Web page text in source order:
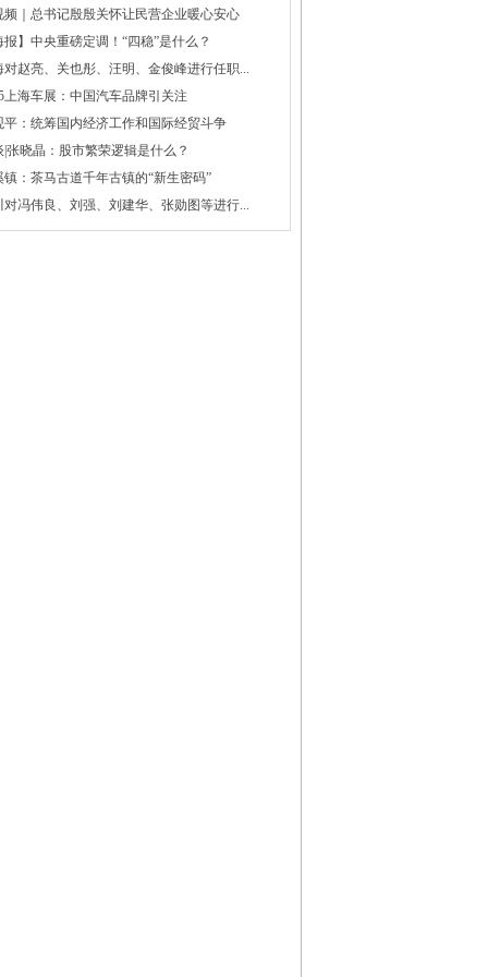
频｜总书记殷殷关怀让民营企业暖心安心
报】中央重磅定调！“四稳”是什么？
对赵亮、关也彤、汪明、金俊峰进行任职...
上海车展：中国汽车品牌引关注
平：统筹国内经济工作和国际经贸斗争
|张晓晶：股市繁荣逻辑是什么？
镇：茶马古道千年古镇的“新生密码”
对冯伟良、刘强、刘建华、张勋图等进行...